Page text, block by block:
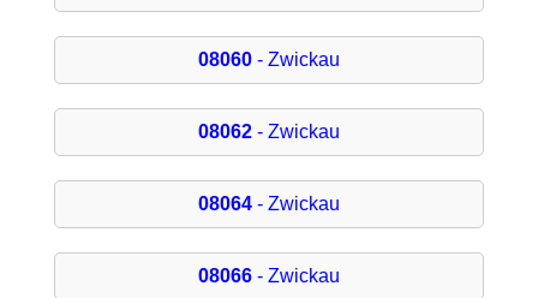
08060- Zwickau
08062- Zwickau
08064- Zwickau
08066- Zwickau